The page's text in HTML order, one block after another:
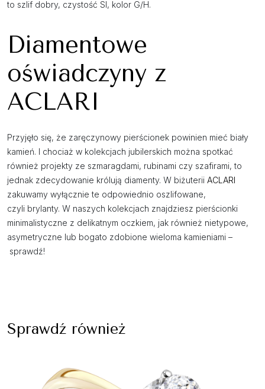
to szlif dobry, czystość SI, kolor G/H.
Diamentowe
oświadczyny z
ACLARI
Przyjęło się, że zaręczynowy pierścionek powinien mieć biały
kamień. I chociaż w kolekcjach jubilerskich można spotkać
również projekty ze szmaragdami, rubinami czy szafirami, to
jednak zdecydowanie królują diamenty. W biżuterii ACLARI
zakuwamy wyłącznie te odpowiednio oszlifowane,
czyli brylanty. W naszych kolekcjach znajdziesz pierścionki
minimalistyczne z delikatnym oczkiem, jak również nietypowe,
asymetryczne lub bogato zdobione wieloma kamieniami –
sprawdź!
Sprawdź również